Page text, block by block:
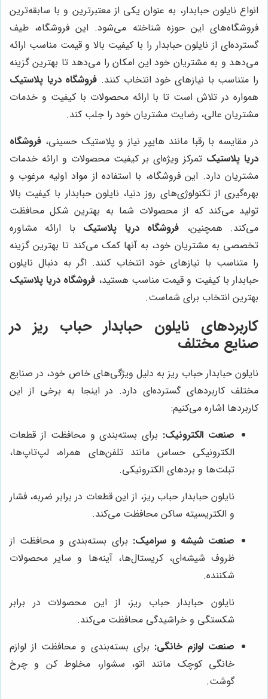
انواع نایلون حبابدار، به عنوان یکی از معتبرترین و با سابقه‌ترین
فروشگاه‌های این حوزه شناخته می‌شود. این فروشگاه، طیف
گسترده‌ای از نایلون حبابدار را با کیفیت بالا و قیمت مناسب ارائه
می‌دهد و به مشتریان خود این امکان را می‌دهد تا بهترین گزینه
را متناسب با نیازهای خود انتخاب کنند. فروشگاه دریا پلاستیک
همواره در تلاش است تا با ارائه محصولات با کیفیت و خدمات
مشتریان عالی، رضایت مشتریان خود را جلب کند.
در مقایسه با رقبا مانند هایپر نیاز و پلاستیک حسینی، فروشگاه
دریا پلاستیک تمرکز ویژه‌ای بر کیفیت محصولات و ارائه خدمات
مشتریان دارد. این فروشگاه، با استفاده از مواد اولیه مرغوب و
بهره‌گیری از تکنولوژی‌های روز دنیا، نایلون حبابدار با کیفیت بالا
تولید می‌کند که از محصولات شما به بهترین شکل محافظت
می‌کند. همچنین، فروشگاه دریا پلاستیک با ارائه مشاوره
تخصصی به مشتریان خود، به آنها کمک می‌کند تا بهترین گزینه
را متناسب با نیازهای خود انتخاب کنند. اگر به دنبال نایلون
حبابدار با کیفیت و قیمت مناسب هستید، فروشگاه دریا پلاستیک
بهترین انتخاب برای شماست.
کاربردهای نایلون حبابدار حباب ریز در
صنایع مختلف
نایلون حبابدار حباب ریز به دلیل ویژگی‌های خاص خود، در صنایع
مختلف کاربردهای گسترده‌ای دارد. در اینجا به برخی از این
کاربردها اشاره می‌کنیم:
صنعت الکترونیک: برای بسته‌بندی و محافظت از قطعات
الکترونیکی حساس مانند تلفن‌های همراه، لپ‌تاپ‌ها،
تبلت‌ها و بردهای الکترونیکی.
نایلون حبابدار حباب ریز، از این قطعات در برابر ضربه، فشار
و الکتریسیته ساکن محافظت می‌کند.
صنعت شیشه و سرامیک: برای بسته‌بندی و محافظت از
ظروف شیشه‌ای، کریستال‌ها، آینه‌ها و سایر محصولات
شکننده.
نایلون حبابدار حباب ریز، از این محصولات در برابر
شکستگی و خراشیدگی محافظت می‌کند.
صنعت لوازم خانگی: برای بسته‌بندی و محافظت از لوازم
خانگی کوچک مانند اتو، سشوار، مخلوط کن و چرخ
گوشت.